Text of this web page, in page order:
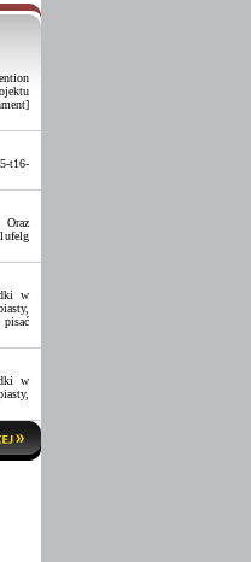
t16-
w
w